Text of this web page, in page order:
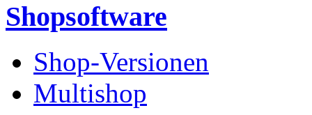
Shopsoftware
Shop-Versionen
Multishop